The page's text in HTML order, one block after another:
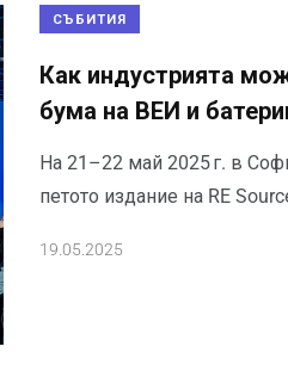
СЪБИТИЯ
Как индустрията
бума на ВЕИ и
На 21–22 май 2025 г. в
петото издание на RE
19.05.2025